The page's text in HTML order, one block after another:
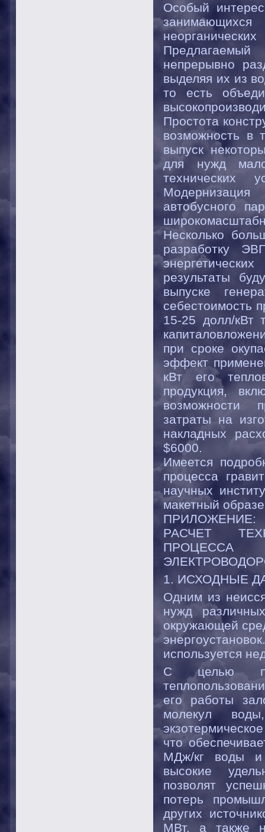
Особый
непрерывно
выделяя их из
то есть
Простота
возможность в
выпуск
для нужд
технических
Модернизация
автобусного
Несколько
разработку
результаты
выпуске
себестоимость
15-25 долл/кВт
при сроке
эффект
кВт его
продукция,
возможности
затраты на
накладных
$6000.
Имеется
процесса
научных
макетный
ПРИЛОЖЕНИЕ:
РАСЧЕТ
ПРОЦЕССА
1. ИСХОДНЫЕ
Одним из
нужд
окружающей
используется
С целью
его работы
молекул
что
МДж/кг воды и
высокие
позволят
потерь
других
МВт, а также